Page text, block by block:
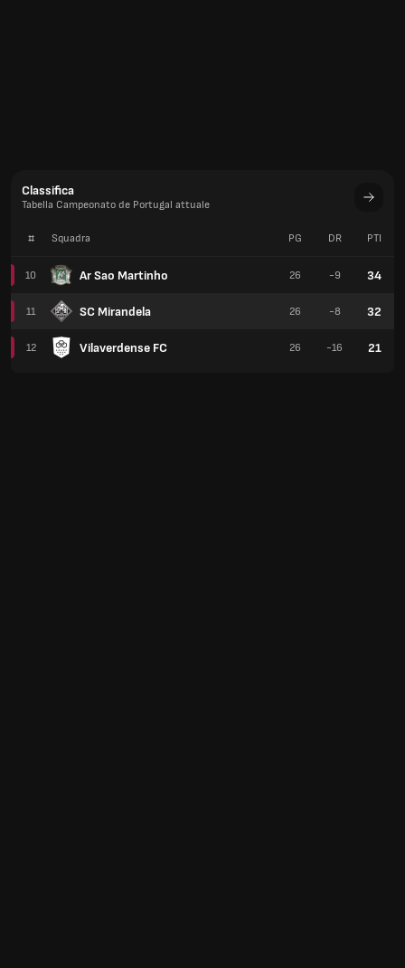
Classifica
Tabella Campeonato de Portugal attuale
# Squadra
10 Ar Sao Martinho
11 SC Mirandela
12 Vilaverdense FC
PG DR PTI
26 -9 34
26 -8 32
26 -16 21